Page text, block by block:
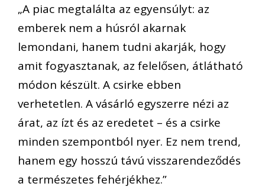
„A piac megtalálta az egyensúlyt: az
emberek nem a húsról akarnak
lemondani, hanem tudni akarják, hogy
amit fogyasztanak, az felelősen, átlátható
módon készült. A csirke ebben
verhetetlen. A vásárló egyszerre nézi az
árat, az ízt és az eredetet – és a csirke
minden szempontból nyer. Ez nem trend,
hanem egy hosszú távú visszarendeződés
a természetes fehérjékhez.”